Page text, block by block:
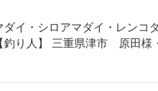
ダイ・シロアマダイ・レンコ
釣り人】 三重県津市 原田